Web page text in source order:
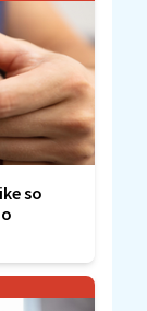
so